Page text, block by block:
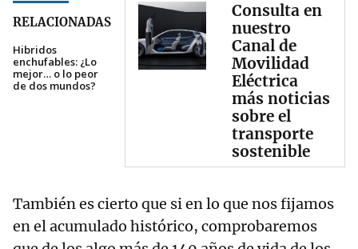
RELACIONADAS
Hibridos
enchufables: ¿Lo
mejor… o lo peor
de dos mundos?
Consulta en
nuestro
Canal de
Movilidad
Eléctrica
más noticias
sobre el
transporte
sostenible
También es cierto que si en lo que nos fijamos
en el acumulado histórico, comprobaremos